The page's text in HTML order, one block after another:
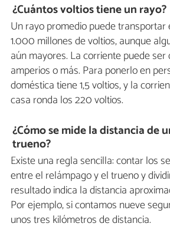
¿Cuántos voltios tiene un rayo?
Un rayo promedio puede
1.000 millones de voltios, aunque
aún mayores. La corriente puede
amperios o más. Para ponerlo en
doméstica tiene 1,5 voltios, y la
casa ronda los 220 voltios.
¿Cómo se mide la distancia de
trueno?
Existe una regla sencilla: contar los
entre el relámpago y el trueno y
resultado indica la distancia
Por ejemplo, si contamos nueve
unos tres kilómetros de distancia.